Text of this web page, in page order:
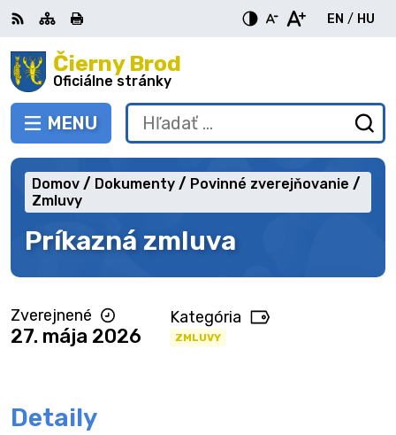
Preskočiť
na
obsah Čierny Brod
Oficiálne stránky
PREPNÚŤ
MENU
RSS MapaTlačiť
EN
English
/ HU
Hľadať:
Príkazná zmluva
Domov Dokumenty
Povinné zverejňovanie
Zmluvy
Zverejnené
27. mája 2026
Kategória
ZMLUVY
Detaily